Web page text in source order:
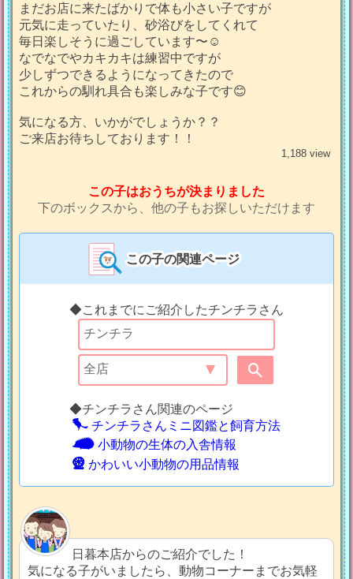
まだお店に来たばかりで体も小さい子ですが
元気に走っていたり、砂浴びをしてくれて
毎日楽しそうに過ごしています〜☺️
なでなでやカキカキは練習中ですが
少しずつできるようになってきたので
これからの馴れ具合も楽しみな子です😊
気になる方、いかがでしょうか？？
ご来店お待ちしております！！
1,188 view
この子はおうちが決まりました
下のボックスから、他の子もお探しいただけます
この子の関連ページ
◆これまでにご紹介したチンチラさん
◆チンチラさん関連のページ
チンチラさんミニ図鑑と飼育方法
小動物の生体の入舎情報
かわいい小動物の用品情報
日暮本店からのご紹介でした！
気になる子がいましたら、動物コーナーまでお気軽